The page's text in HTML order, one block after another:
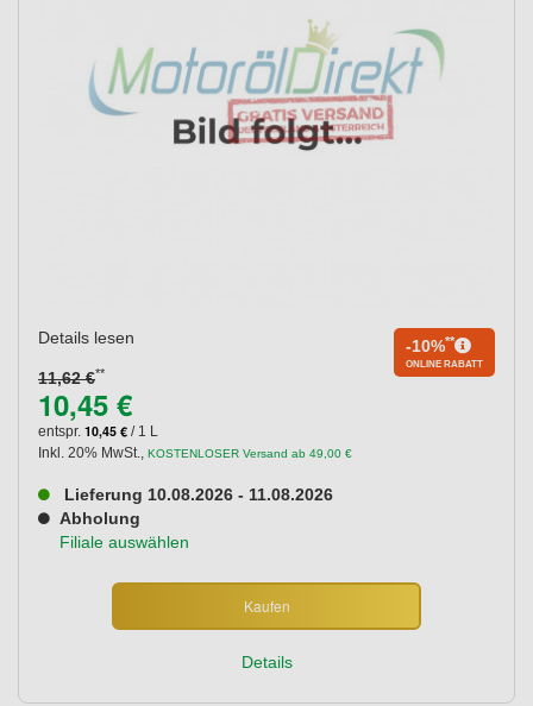
Details lesen
11,62 €**
-10%**
ONLINE RABATT
10,45 €
entspr. 10,45 € / 1 L
Inkl. 20% MwSt., KOSTENLOSER Versand ab 49,00 €
Lieferung 10.08.2026 - 11.08.2026
Abholung
Filiale auswählen
Kaufen
Details